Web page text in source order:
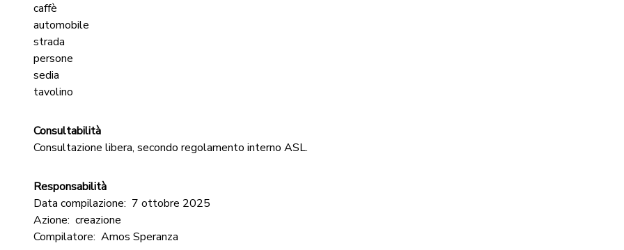
caffè
automobile
strada
persone
sedia
tavolino
Consultabilità
Consultazione libera, secondo regolamento interno ASL.
Responsabilità
Data compilazione: 7 ottobre 2025
Azione: creazione
Compilatore: Amos Speranza